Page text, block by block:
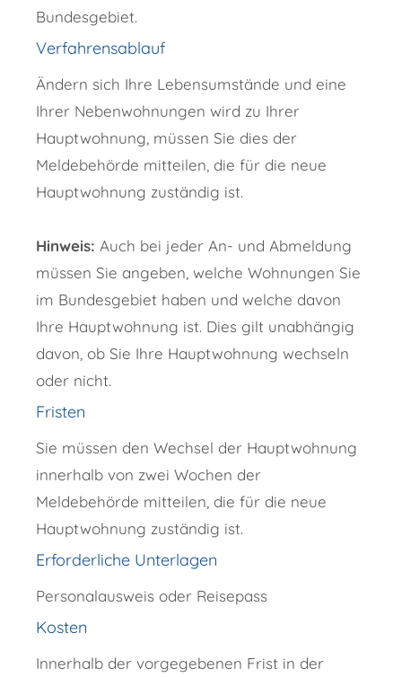
Bundesgebiet.
Verfahrensablauf
Ändern sich Ihre Lebensumstände und eine
Ihrer Nebenwohnungen wird zu Ihrer
Hauptwohnung, müssen Sie dies der
Meldebehörde mitteilen, die für die neue
Hauptwohnung zuständig ist.
Hinweis: Auch bei jeder An- und Abmeldung
müssen Sie angeben, welche Wohnungen Sie
im Bundesgebiet haben und welche davon
Ihre Hauptwohnung ist. Dies gilt unabhängig
davon, ob Sie Ihre Hauptwohnung wechseln
oder nicht.
Fristen
Sie müssen den Wechsel der Hauptwohnung
innerhalb von zwei Wochen der
Meldebehörde mitteilen, die für die neue
Hauptwohnung zuständig ist.
Erforderliche Unterlagen
Personalausweis oder Reisepass
Kosten
Innerhalb der vorgegebenen Frist in der